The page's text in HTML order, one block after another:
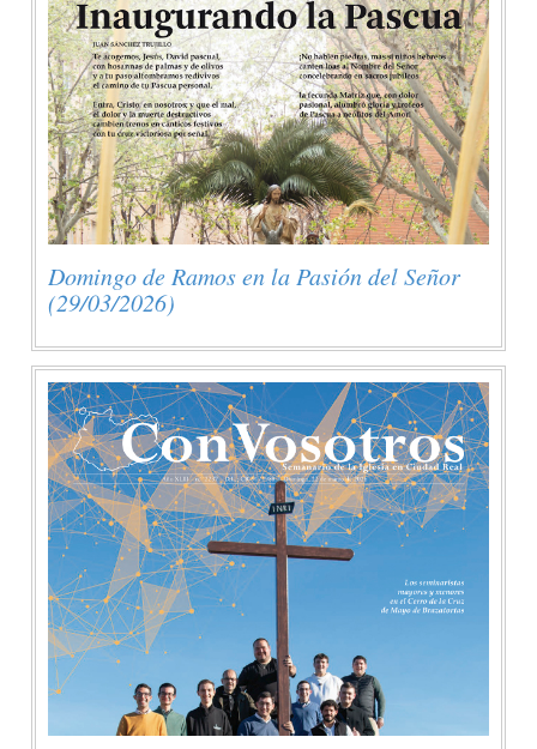
Domingo de Ramos en la Pasión del Señor
(29/03/2026)